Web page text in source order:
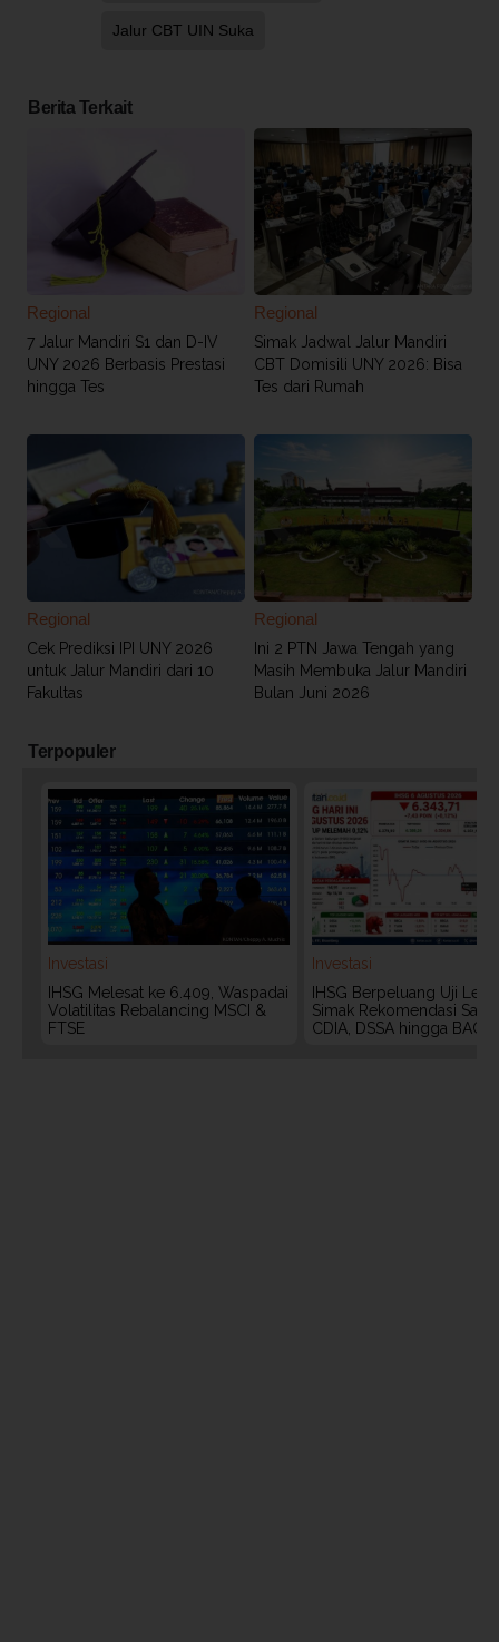
Jalur CBT UIN Suka
Berita Terkait
Regional
7 Jalur Mandiri S1 dan D-IV
UNY 2026 Berbasis Prestasi
hingga Tes
Regional
Simak Jadwal Jalur Mandiri
CBT Domisili UNY 2026: Bisa
Tes dari Rumah
Regional
Cek Prediksi IPI UNY 2026
untuk Jalur Mandiri dari 10
Fakultas
Regional
Ini 2 PTN Jawa Tengah yang
Masih Membuka Jalur Mandiri
Bulan Juni 2026
Terpopuler
Investasi
IHSG Melesat ke 6.409, Waspadai
Volatilitas Rebalancing MSCI &
FTSE
Investasi
IHSG Berpeluang Uji
Simak Rekomendasi
CDIA, DSSA hingga BACH